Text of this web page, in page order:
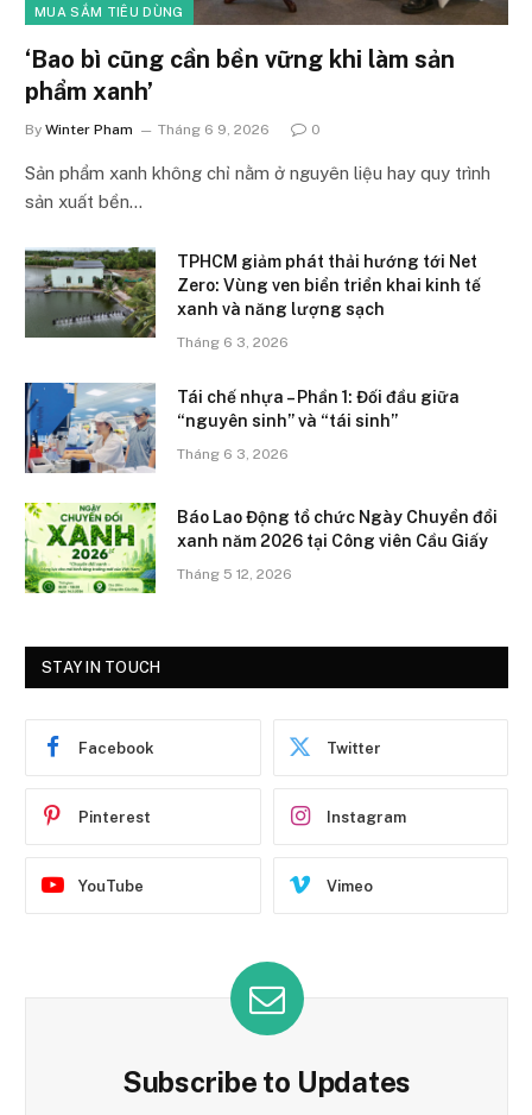
MUA SẮM TIÊU DÙNG
‘Bao bì cũng cần bền vững khi làm sản
phẩm xanh’
By Winter Pham Tháng 6 9, 2026 0
Sản phẩm xanh không chỉ nằm ở nguyên liệu hay quy trình
sản xuất bền…
TPHCM giảm phát thải hướng tới Net
Zero: Vùng ven biển triển khai kinh tế
xanh và năng lượng sạch
Tháng 6 3, 2026
Tái chế nhựa – Phần 1: Đối đầu giữa
“nguyên sinh” và “tái sinh”
Tháng 6 3, 2026
Báo Lao Động tổ chức Ngày Chuyển đổi
xanh năm 2026 tại Công viên Cầu Giấy
Tháng 5 12, 2026
STAY IN TOUCH
Facebook Twitter
Pinterest Instagram
YouTube Vimeo
Subscribe to Updates